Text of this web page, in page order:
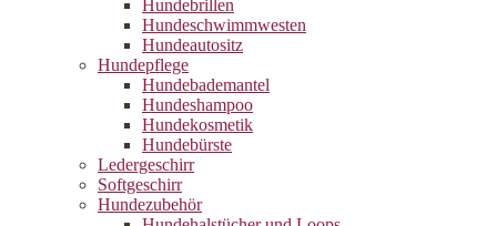
Hundebrillen
Hundeschwimmwesten
Hundeautositz
Hundepflege
Hundebademantel
Hundeshampoo
Hundekosmetik
Hundebürste
Ledergeschirr
Softgeschirr
Hundezubehör